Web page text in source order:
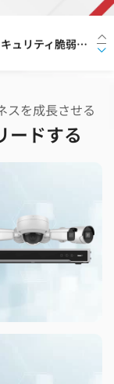
【重要】一部のHikvision製カメラにおけるセキュリティ脆弱性に関するお知らせと対応のお願い
よる実証を支援
スを成長させる
ードする